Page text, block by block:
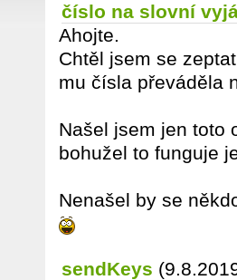
číslo na slovní
Ahojte.
Chtěl jsem se
mu čísla převáděla
Našel jsem jen toto
bohužel to funguje
Nenašel by se
sendKeys